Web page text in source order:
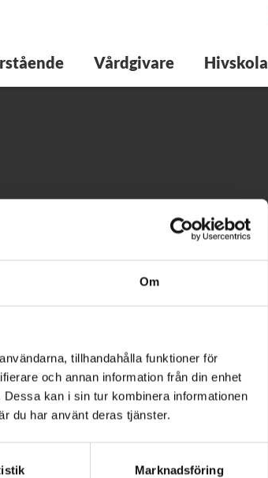
Om
tillhandahålla funktioner för
och annan information från din enhet
kan i sin tur kombinera informationen
du har använt deras tjänster.
Marknadsföring
Vårdgivare Hivskola